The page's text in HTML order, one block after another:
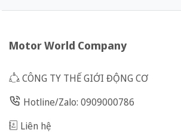
Motor World Company
CÔNG TY THẾ GIỚI ĐỘNG CƠ
Hotline/Zalo: 0909000786
Liên hệ